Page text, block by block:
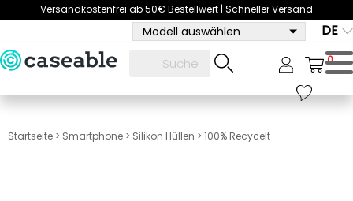
Versandkostenfrei ab 50€ Bestellwert | Schneller Versand
DE
Modell auswählen
0
Startseite > Smartphone > Silikon Hüllen > 100% Recycelt